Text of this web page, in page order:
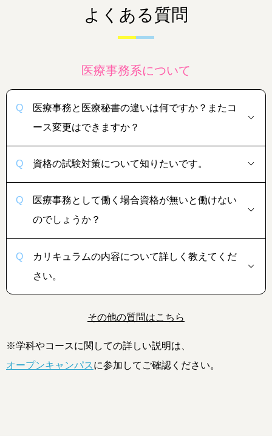
よくある質問
医療事務系について
医療事務と医療秘書の違いは何ですか？またコ
ース変更はできますか？
資格の試験対策について知りたいです。
医療事務として働く場合資格が無いと働けない
のでしょうか？
カリキュラムの内容について詳しく教えてくだ
さい。
その他の質問はこちら
※学科やコースに関しての詳しい説明は、
オープンキャンパスに参加してご確認ください。